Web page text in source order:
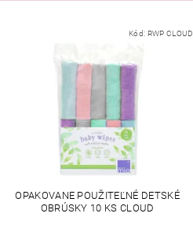
Kód: RWP CLOUD
OPAKOVANE POUŽITEĽNÉ DETSKÉ
OBRÚSKY 10 KS CLOUD